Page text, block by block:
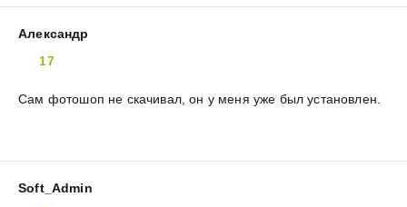
Александр
17
Сам фотошоп не скачивал, он у меня уже был установлен.
Soft_Admin